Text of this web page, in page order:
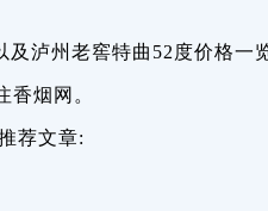
及泸州老窖特曲52度价格一
烟网。
荐文章: